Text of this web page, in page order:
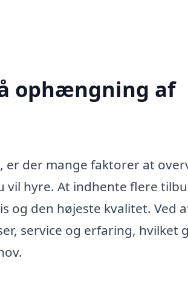
ophængning af
, er der mange faktorer at
hyre. At indhente flere
og den højeste kvalitet. Ved
service og erfaring, hvilket